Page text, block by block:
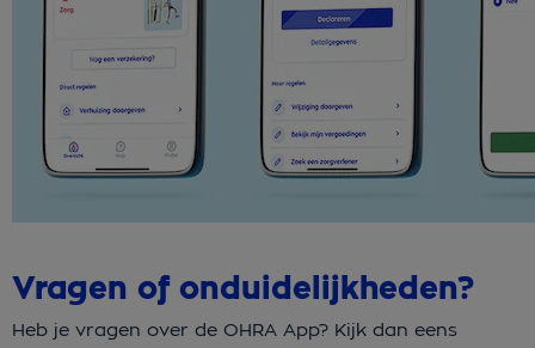
Vragen of onduidelijkheden?
Heb je vragen over de OHRA App? Kijk dan eens